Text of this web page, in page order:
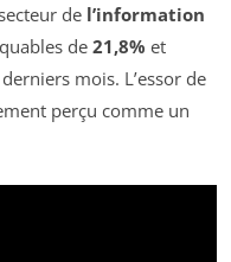
de l’information
de 21,8% et
mois. L’essor de
perçu comme un